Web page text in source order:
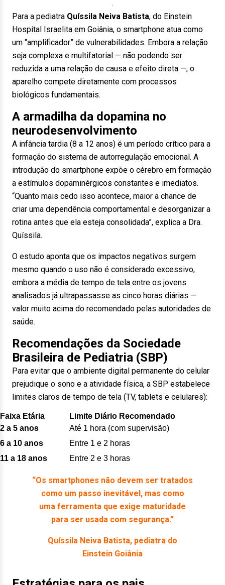
Para a pediatra Quíssila Neiva Batista, do Einstein
Hospital Israelita em Goiânia, o smartphone atua como
um “amplificador” de vulnerabilidades. Embora a relação
seja complexa e multifatorial — não podendo ser
reduzida a uma relação de causa e efeito direta —, o
aparelho compete diretamente com processos
biológicos fundamentais.
A armadilha da dopamina no
neurodesenvolvimento
A infância tardia (8 a 12 anos) é um período crítico para a
formação do sistema de autorregulação emocional. A
introdução do smartphone expõe o cérebro em formação
a estímulos dopaminérgicos constantes e imediatos.
“Quanto mais cedo isso acontece, maior a chance de
criar uma dependência comportamental e desorganizar a
rotina antes que ela esteja consolidada”, explica a Dra.
Quíssila.
O estudo aponta que os impactos negativos surgem
mesmo quando o uso não é considerado excessivo,
embora a média de tempo de tela entre os jovens
analisados já ultrapassasse as cinco horas diárias —
valor muito acima do recomendado pelas autoridades de
saúde.
Recomendações da Sociedade
Brasileira de Pediatria (SBP)
Para evitar que o ambiente digital permanente do celular
prejudique o sono e a atividade física, a SBP estabelece
limites claros de tempo de tela (TV, tablets e celulares):
Faixa Etária
Limite Diário Recomendado
2 a 5 anos
Até 1 hora (com supervisão)
6 a 10 anos
Entre 1 e 2 horas
11 a 18 anos
Entre 2 e 3 horas
“Os smartphones não devem ser tratados
como um passo inevitável, mas como
uma ferramenta que exige maturidade
para ser usada com segurança.”
Quíssila Neiva Batista, pediatra do
Einstein Goiânia